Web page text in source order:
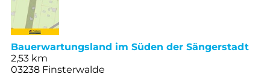
Bauerwartungsland im Süden der Sängerstadt
2,53 km
03238 Finsterwalde